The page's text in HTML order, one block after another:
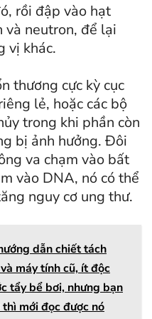
rồi đập vào hạt
và neutron, để lại
vị khác.
thương cực kỳ cục
lẻ, hoặc các bộ
trong khi phần còn
bị ảnh hưởng. Đôi
va chạm vào bất
vào DNA, nó có thể
nguy cơ ung thư.
dẫn chiết tách
máy tính cũ, ít độc
tẩy bể bơi, nhưng bạn
mới đọc được nó